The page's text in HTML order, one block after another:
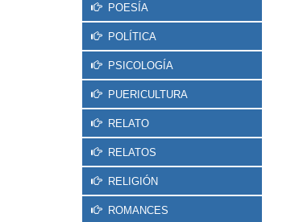
POESÍA
POLÍTICA
PSICOLOGÍA
PUERICULTURA
RELATO
RELATOS
RELIGIÓN
ROMANCES